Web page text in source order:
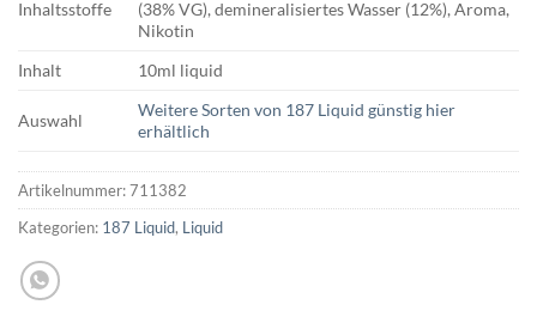
Inhaltsstoffe
(38% VG), demineralisiertes Wasser (12%), Aroma,
Nikotin
Inhalt
10ml liquid
Auswahl
Weitere Sorten von 187 Liquid günstig hier
erhältlich
Artikelnummer:711382
Kategorien: 187 Liquid, Liquid